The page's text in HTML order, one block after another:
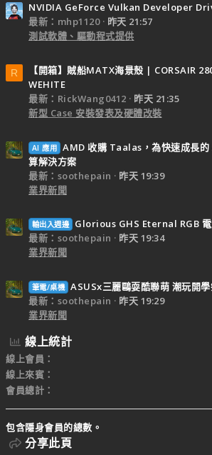
NVIDIA GeForce Vulkan Developer
最新：mhp1120
昨天 21:57
測試軟體、驅動程式提供
R
【開箱】賊船MATX海景殼 | CORSAIR
WEHITE
最新：RickWang0412
昨天 21:35
新型 Case 安裝發表及硬體改裝
AI 應用 AMD 收購 Taalas，為快速成長的
算解決方案
最新：soothepain
昨天 19:39
業界新聞
輸出入週邊
Glorious GHS Eternal RGB
最新：soothepain
昨天 19:34
業界新聞
筆電/桌機 ASUSx三麗鷗耍酷聯萌 潮玩開學
最新：soothepain
昨天 19:29
業界新聞
線上統計
線上會員
線上來賓
會員總計
包含隱身會員的總數。
分享此頁